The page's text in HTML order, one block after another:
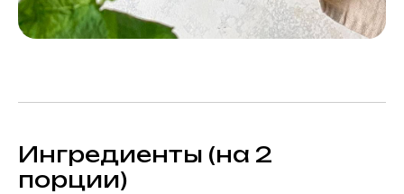
Ингредиенты (на 2
порции)